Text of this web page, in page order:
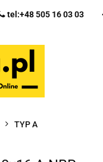
tel:+48 505 16 03 03
Kategorie
TYP A